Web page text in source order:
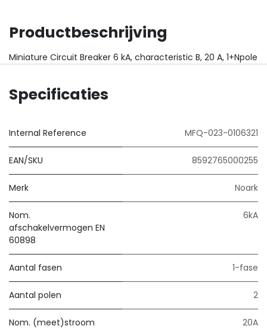
Productbeschrijving
Miniature Circuit Breaker 6 kA, characteristic B, 20 A, 1+Npole
Specificaties
Internal Reference MFQ-023-0106321
EAN/SKU 8592765000255
Merk Noark
Nom.
afschakelvermogen EN
60898
6kA
Aantal fasen 1-fase
Aantal polen 2
Nom. (meet)stroom 20A